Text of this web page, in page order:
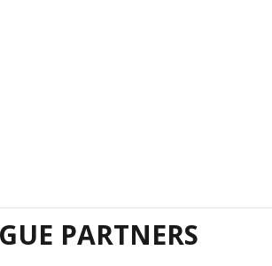
PARTNERS